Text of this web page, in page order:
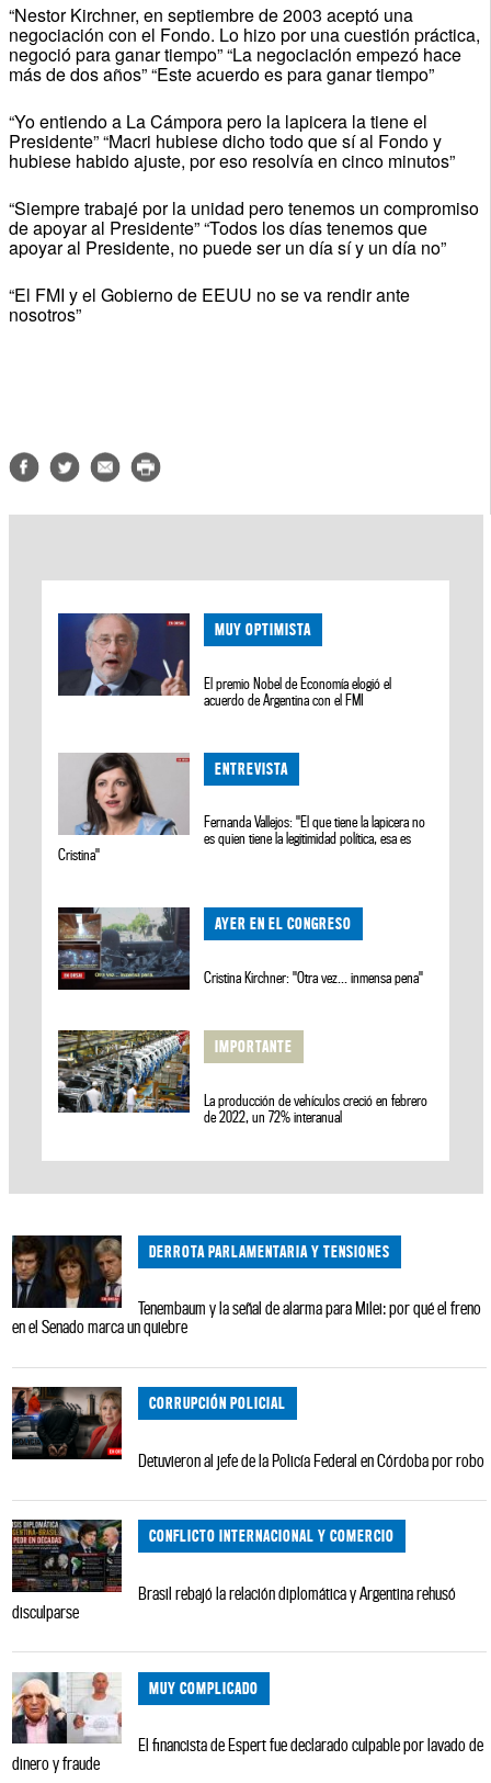
“Nestor Kirchner, en septiembre de 2003 aceptó una
negociación con el Fondo. Lo hizo por una cuestión práctica,
negoció para ganar tiempo” “La negociación empezó hace
más de dos años” “Este acuerdo es para ganar tiempo”
“Yo entiendo a La Cámpora pero la lapicera la tiene el
Presidente” “Macri hubiese dicho todo que sí al Fondo y
hubiese habido ajuste, por eso resolvía en cinco minutos”
“Siempre trabajé por la unidad pero tenemos un compromiso
de apoyar al Presidente” “Todos los días tenemos que
apoyar al Presidente, no puede ser un día sí y un día no”
“El FMI y el Gobierno de EEUU no se va rendir ante
nosotros”
MUY OPTIMISTA
El premio Nobel de Economía elogió el
acuerdo de Argentina con el FMI
ENTREVISTA
Fernanda Vallejos: "El que tiene la lapicera no
es quien tiene la legitimidad política, esa es
Cristina"
AYER EN EL CONGRESO
Cristina Kirchner: "Otra vez... inmensa pena"
IMPORTANTE
La producción de vehículos creció en febrero
de 2022, un 72% interanual
DERROTA PARLAMENTARIA Y TENSIONES
Tenembaum y la señal de alarma para Milei: por qué el freno
en el Senado marca un quiebre
CORRUPCIÓN POLICIAL
Detuvieron al jefe de la Policía Federal en Córdoba por robo
CONFLICTO INTERNACIONAL Y COMERCIO
Brasil rebajó la relación diplomática y Argentina rehusó
disculparse
MUY COMPLICADO
El financista de Espert fue declarado culpable por lavado de
dinero y fraude